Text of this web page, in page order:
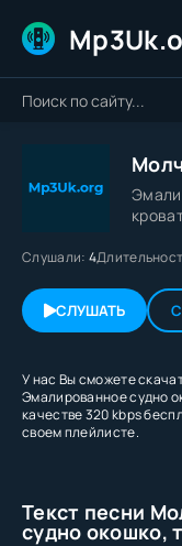
Слушали: 4
СЛУШАТЬ
У нас Вы сможете
Эмалированное судно
качестве 320 kbps
своем плейлисте.
Текст песни
судно окошко,